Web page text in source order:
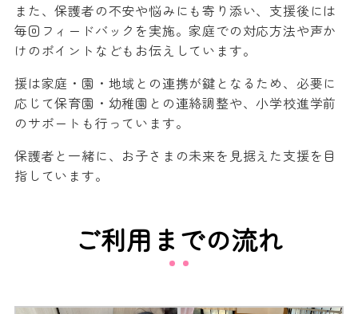
また、保護者の不安や悩みにも寄り添い、支援後には
毎回フィードバックを実施。家庭での対応方法や声か
けのポイントなどもお伝えしています。
援は家庭・園・地域との連携が鍵となるため、必要に
応じて保育園・幼稚園との連絡調整や、小学校進学前
のサポートも行っています。
保護者と一緒に、お子さまの未来を見据えた支援を目
指しています。
ご利用までの流れ